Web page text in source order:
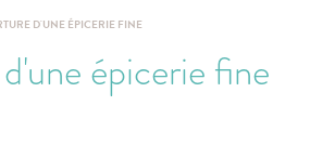
D'UNE ÉPICERIE FINE
épicerie fine